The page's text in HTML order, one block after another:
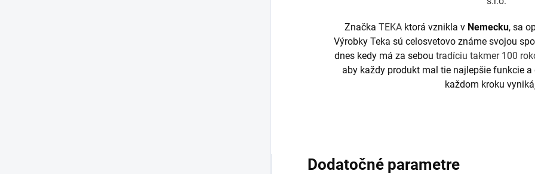
Značka TEKA ktorá vznikla v Nemecku, sa
Výrobky Teka sú celosvetovo známe svojou
dnes kedy má za sebou tradíciu takmer 100
aby každy produkt mal tie najlepšie funkcie
každom kroku
Dodatočné parametre